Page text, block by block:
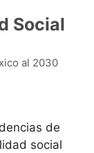
Social
al 2030
de
social